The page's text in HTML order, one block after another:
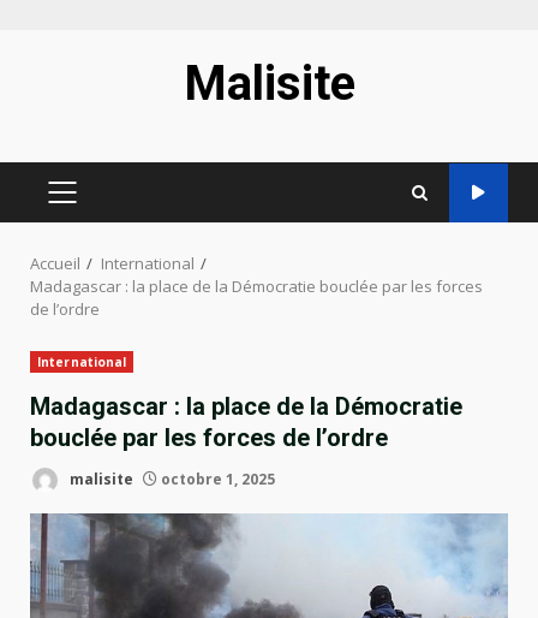
Malisite
MENU
Accueil
International
Madagascar : la place de la Démocratie bouclée par les forces
de l’ordre
International
Madagascar : la place de la Démocratie
bouclée par les forces de l’ordre
malisite octobre 1, 2025